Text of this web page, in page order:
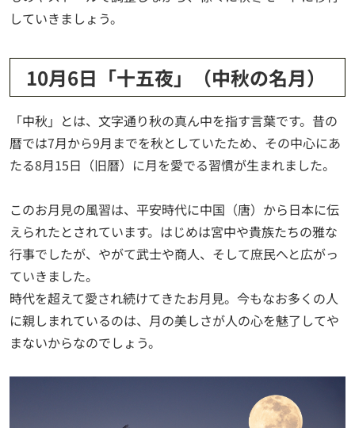
していきましょう。
10月6日「十五夜」（中秋の名月）
「中秋」とは、文字通り秋の真ん中を指す言葉です。昔の
暦では7月から9月までを秋としていたため、その中心にあ
たる8月15日（旧暦）に月を愛でる習慣が生まれました。
このお月見の風習は、平安時代に中国（唐）から日本に伝
えられたとされています。はじめは宮中や貴族たちの雅な
行事でしたが、やがて武士や商人、そして庶民へと広がっ
ていきました。
時代を超えて愛され続けてきたお月見。今もなお多くの人
に親しまれているのは、月の美しさが人の心を魅了してや
まないからなのでしょう。